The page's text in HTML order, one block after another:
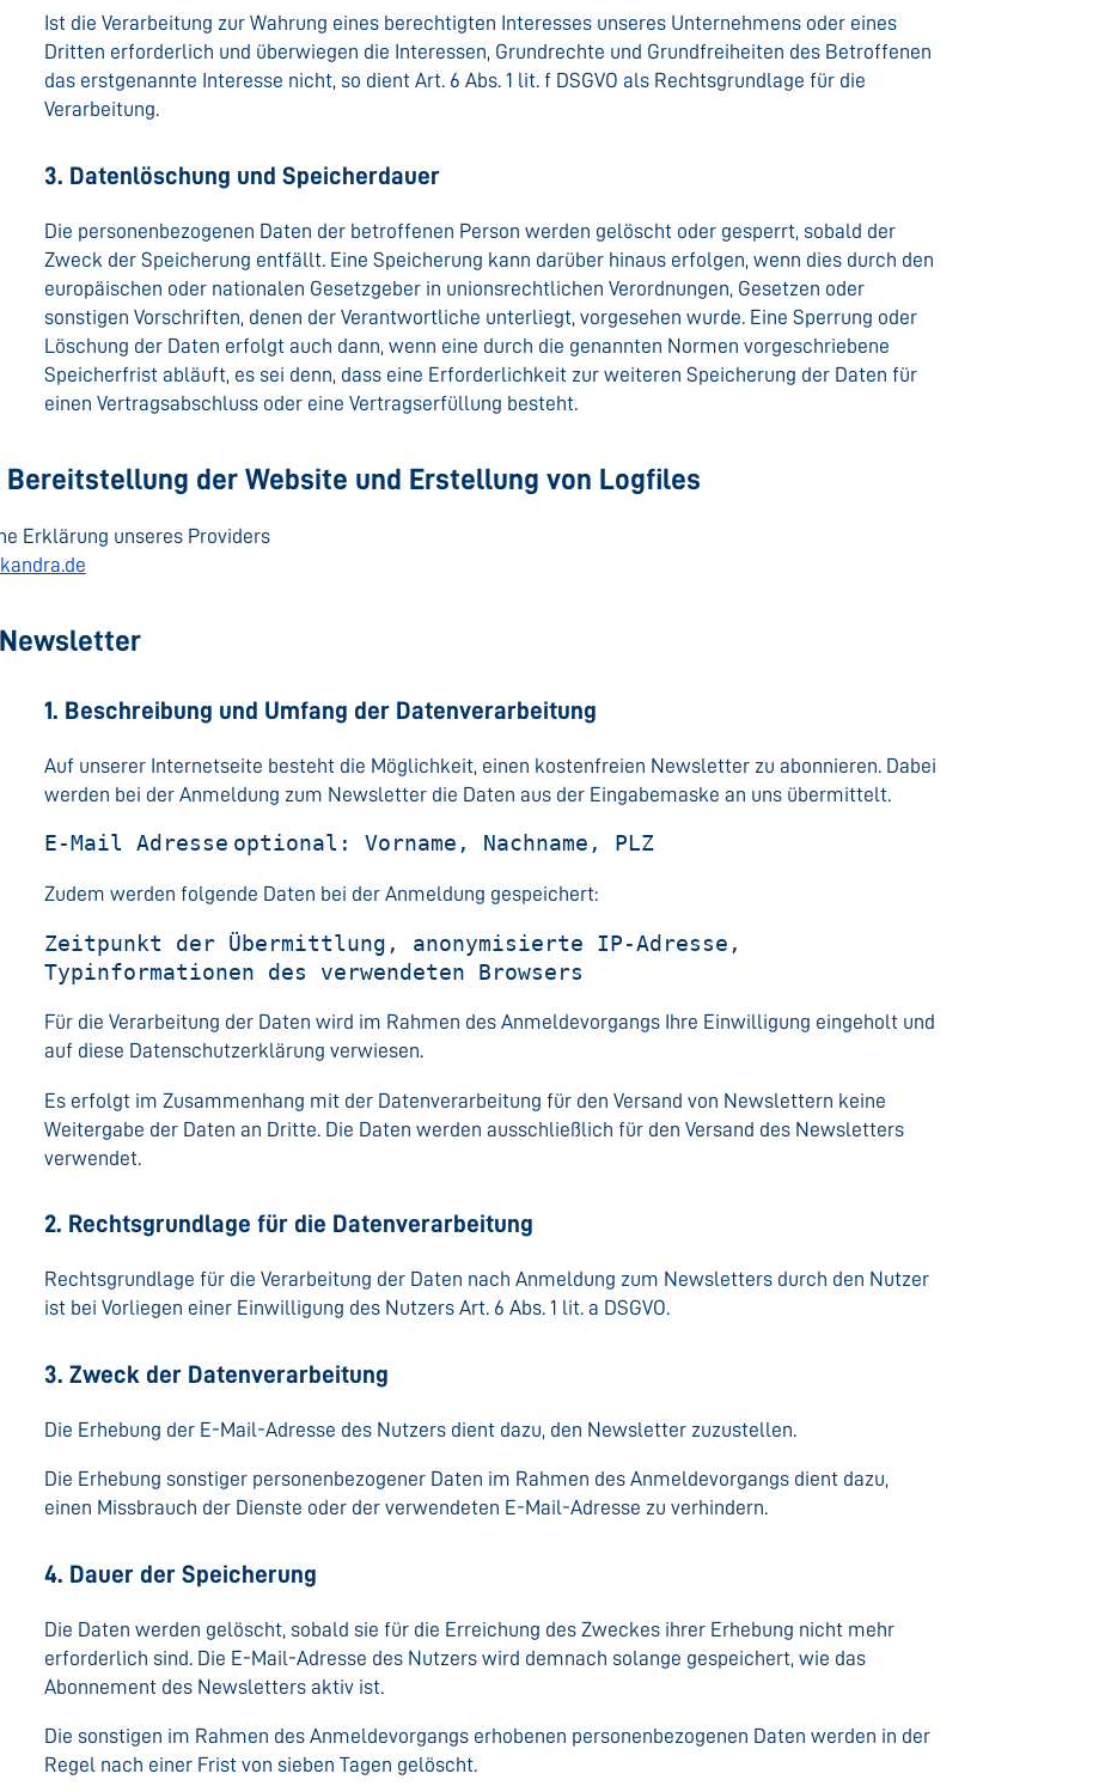
Ist die Verarbeitung zur Wahrung eines berechtigten Interesses unseres Unternehmens oder eines
Dritten erforderlich und überwiegen die Interessen, Grundrechte und Grundfreiheiten des Betroffenen
das erstgenannte Interesse nicht, so dient Art. 6 Abs. 1 lit. f DSGVO als Rechtsgrundlage für die
Verarbeitung.
3. Datenlöschung und Speicherdauer
Die personenbezogenen Daten der betroffenen Person werden gelöscht oder gesperrt, sobald der
Zweck der Speicherung entfällt. Eine Speicherung kann darüber hinaus erfolgen, wenn dies durch den
europäischen oder nationalen Gesetzgeber in unionsrechtlichen Verordnungen, Gesetzen oder
sonstigen Vorschriften, denen der Verantwortliche unterliegt, vorgesehen wurde. Eine Sperrung oder
Löschung der Daten erfolgt auch dann, wenn eine durch die genannten Normen vorgeschriebene
Speicherfrist abläuft, es sei denn, dass eine Erforderlichkeit zur weiteren Speicherung der Daten für
einen Vertragsabschluss oder eine Vertragserfüllung besteht.
Bereitstellung der Website und Erstellung von Logfiles
Erklärung unseres Providers
Newsletter
1. Beschreibung und Umfang der Datenverarbeitung
Auf unserer Internetseite besteht die Möglichkeit, einen kostenfreien Newsletter zu abonnieren. Dabei
werden bei der Anmeldung zum Newsletter die Daten aus der Eingabemaske an uns übermittelt.
E-Mail Adresse optional: Vorname, Nachname, PLZ
Zudem werden folgende Daten bei der Anmeldung gespeichert:
Zeitpunkt der Übermittlung, anonymisierte IP-Adresse,
Typinformationen des verwendeten Browsers
Für die Verarbeitung der Daten wird im Rahmen des Anmeldevorgangs Ihre Einwilligung eingeholt und
auf diese Datenschutzerklärung verwiesen.
Es erfolgt im Zusammenhang mit der Datenverarbeitung für den Versand von Newslettern keine
Weitergabe der Daten an Dritte. Die Daten werden ausschließlich für den Versand des Newsletters
verwendet.
2. Rechtsgrundlage für die Datenverarbeitung
Rechtsgrundlage für die Verarbeitung der Daten nach Anmeldung zum Newsletters durch den Nutzer
ist bei Vorliegen einer Einwilligung des Nutzers Art. 6 Abs. 1 lit. a DSGVO.
3. Zweck der Datenverarbeitung
Die Erhebung der E-Mail-Adresse des Nutzers dient dazu, den Newsletter zuzustellen.
Die Erhebung sonstiger personenbezogener Daten im Rahmen des Anmeldevorgangs dient dazu,
einen Missbrauch der Dienste oder der verwendeten E-Mail-Adresse zu verhindern.
4. Dauer der Speicherung
Die Daten werden gelöscht, sobald sie für die Erreichung des Zweckes ihrer Erhebung nicht mehr
erforderlich sind. Die E-Mail-Adresse des Nutzers wird demnach solange gespeichert, wie das
Abonnement des Newsletters aktiv ist.
Die sonstigen im Rahmen des Anmeldevorgangs erhobenen personenbezogenen Daten werden in der
Regel nach einer Frist von sieben Tagen gelöscht.